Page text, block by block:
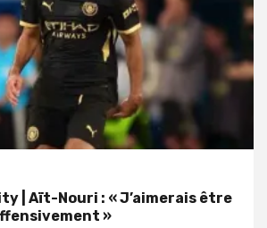
| Aït-Nouri : « J’aimerais être
»